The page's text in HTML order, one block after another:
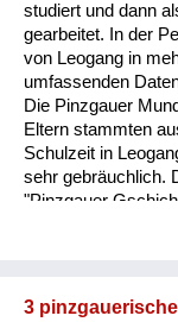
studiert und dann
gearbeitet. In der
von Leogang in
umfassenden
Die Pinzgauer
Eltern stammten
Schulzeit in
sehr gebräuchlich.
"Pinzgauer
Sprüche und
Gretl Widauer
erarbeitet. ...
3